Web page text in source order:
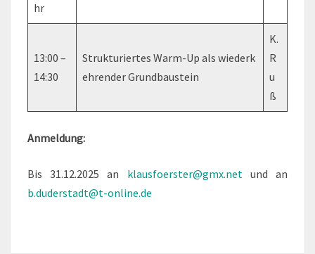
hr
13:00 –
14:30
Strukturiertes Warm-Up als wiederk
ehrender Grundbaustein
K.
R
u
ß
Anmeldung:
Bis 31.12.2025 an klausfoerster@gmx.netund an
b.duderstadt@t-online.de